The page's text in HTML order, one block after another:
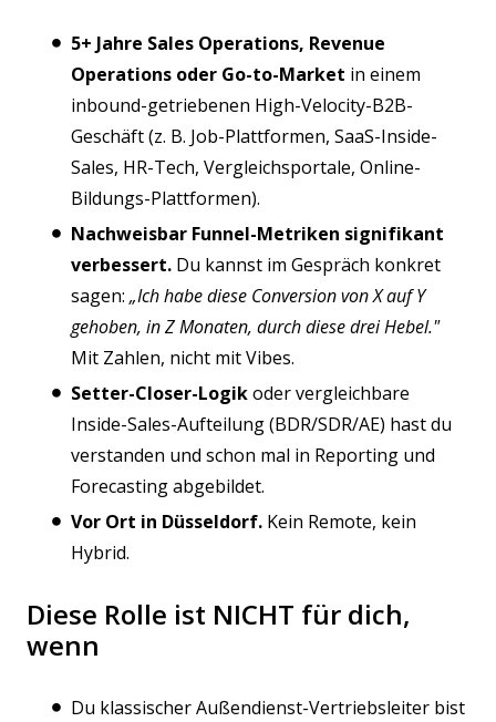
5+ Jahre Sales Operations, Revenue
Operations oder Go-to-Market in einem
inbound-getriebenen High-Velocity-B2B-
Geschäft (z. B. Job-Plattformen, SaaS-Inside-
Sales, HR-Tech, Vergleichsportale, Online-
Bildungs-Plattformen).
Nachweisbar Funnel-Metriken signifikant
verbessert. Du kannst im Gespräch konkret
sagen: „Ich habe diese Conversion von X auf Y
gehoben, in Z Monaten, durch diese drei Hebel."
Mit Zahlen, nicht mit Vibes.
Setter-Closer-Logikoder vergleichbare
Inside-Sales-Aufteilung (BDR/SDR/AE) hast du
verstanden und schon mal in Reporting und
Forecasting abgebildet.
Vor Ort in Düsseldorf. Kein Remote, kein
Hybrid.
Diese Rolle ist NICHT für dich,
wenn
Du klassischer Außendienst-Vertriebsleiter bist